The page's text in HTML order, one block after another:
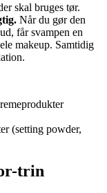
skal bruges tør.
Når du gør den
får svampen en
makeup. Samtidig
(setting powder,
trin